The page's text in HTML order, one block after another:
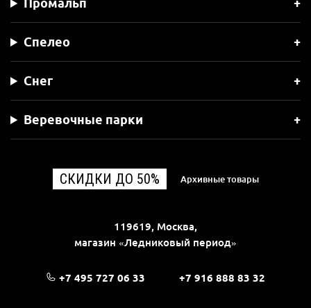
Промальп
Спелео
Снег
Веревочные парки
СКИДКИ ДО 50% Архивные товары
119619, Москва,
магазин «Ледниковый период»
+7 495 727 06 33 +7 916 888 83 32